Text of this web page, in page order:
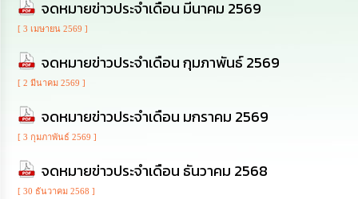
การ
คลัง
นโยบาย
No
Gift
Policy
การ
ดำเนิน
การ
เพื่อ
จดหมายข่าวประจำเดือน มีนาคม 2569
[ 3 เมษายน 2569 ]
จดหมายข่าวประจำเดือน กุมภาพันธ์ 2569
[ 2 มีนาคม 2569 ]
จดหมายข่าวประจำเดือน มกราคม 2569
[ 3 กุมภาพันธ์ 2569 ]
จดหมายข่าวประจำเดือน ธันวาคม 2568
[ 30 ธันวาคม 2568 ]